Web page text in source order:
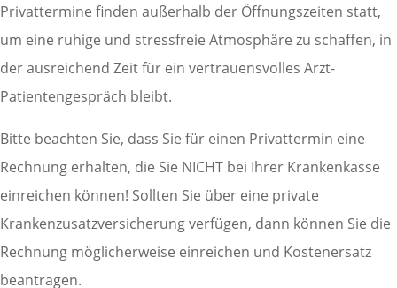
Privattermine finden außerhalb der Öffnungszeiten statt,
um eine ruhige und stressfreie Atmosphäre zu schaffen, in
der ausreichend Zeit für ein vertrauensvolles Arzt-
Patientengespräch bleibt.
Bitte beachten Sie, dass Sie für einen Privattermin eine
Rechnung erhalten, die Sie NICHT bei Ihrer Krankenkasse
einreichen können! Sollten Sie über eine private
Krankenzusatzversicherung verfügen, dann können Sie die
Rechnung möglicherweise einreichen und Kostenersatz
beantragen.